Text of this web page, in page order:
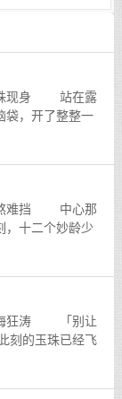
站在露
袋，开了整整一
中心那
，十二个妙龄少
都带著天真无
「别让
的玉珠已经飞
非常不妙的预